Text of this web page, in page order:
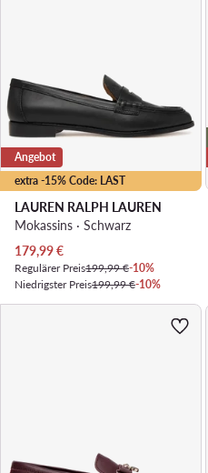
extra -15% Code: LAST
Angebot
LAUREN RALPH LAUREN
Mokassins · Schwarz
Aktueller Preis
179,99€
Regulärer Preis199,99 €-10%
Niedrigster Preis199,99 €-10%